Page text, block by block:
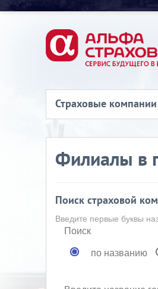
Страховые компании
Филиалы в
Поиск страховой
Введите первые буквы
Поиск
по названию